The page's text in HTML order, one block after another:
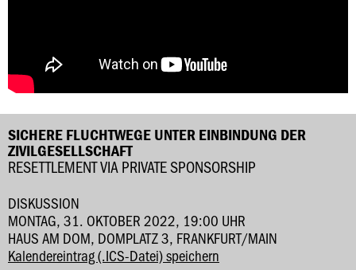
SICHERE FLUCHTWEGE UNTER EINBINDUNG DER
ZIVILGESELLSCHAFT
RESETTLEMENT VIA PRIVATE SPONSORSHIP
DISKUSSION
MONTAG, 31. OKTOBER 2022, 19:00 UHR
HAUS AM DOM, DOMPLATZ 3, FRANKFURT/MAIN
Kalendereintrag (.ICS-Datei) speichern